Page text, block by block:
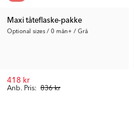
Maxi tåteflaske-pakke
Optional sizes / 0 mån+ / Grå
Anb. Pris: 836 kr
418 kr